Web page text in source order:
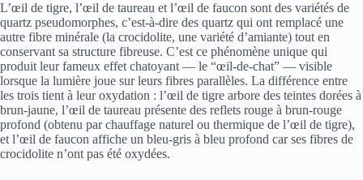
L’œil de tigre, l’œil de taureau et l’œil de faucon sont des variétés de
quartz pseudomorphes, c’est-à-dire des quartz qui ont remplacé une
autre fibre minérale (la crocidolite, une variété d’amiante) tout en
conservant sa structure fibreuse. C’est ce phénomène unique qui
produit leur fameux effet chatoyant — le “œil-de-chat” — visible
lorsque la lumière joue sur leurs fibres parallèles. La différence entre
les trois tient à leur oxydation : l’œil de tigre arbore des teintes dorées à
brun-jaune, l’œil de taureau présente des reflets rouge à brun-rouge
profond (obtenu par chauffage naturel ou thermique de l’œil de tigre),
et l’œil de faucon affiche un bleu-gris à bleu profond car ses fibres de
crocidolite n’ont pas été oxydées.